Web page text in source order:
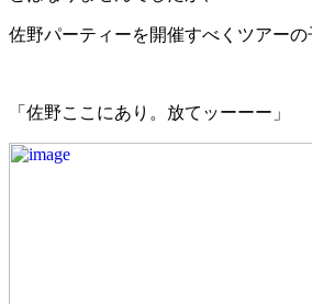
佐野パーティーを開催すべくツアー
「佐野ここにあり。放てッーーー」